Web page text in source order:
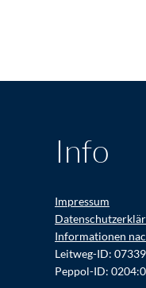
Info
Impressum
Informationen
Leitweg-ID:
Peppol-ID: